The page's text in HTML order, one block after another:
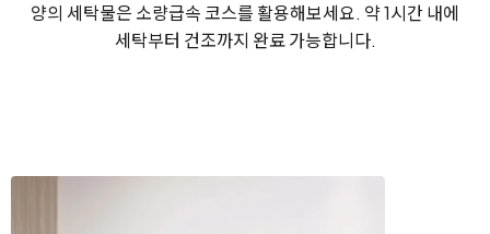
양의 세탁물은 소량급속 코스를 활용해보세요. 약 1시간 내에
세탁부터 건조까지 완료 가능합니다.